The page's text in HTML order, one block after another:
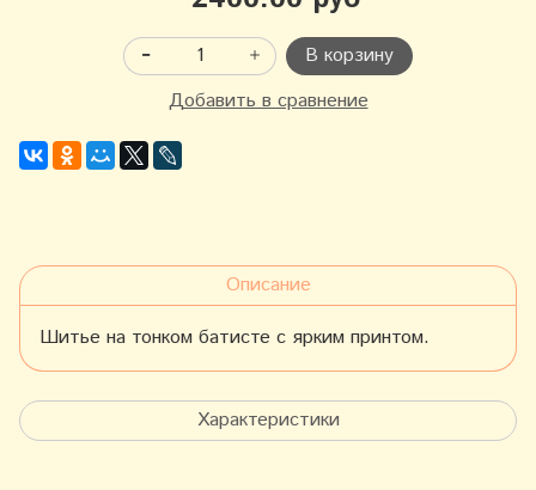
В корзину
Добавить в сравнение
Описание
Шитье на тонком батисте с ярким принтом.
Характеристики